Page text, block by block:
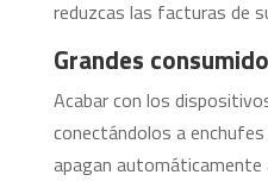
reduzcas las facturas de
Grandes
Acabar con los
conectándolos a
apagan automáticamente